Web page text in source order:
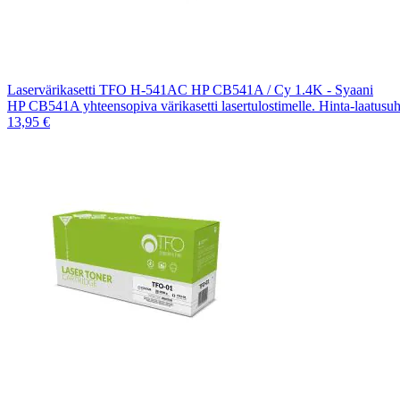
Laservärikasetti TFO H-541AC HP CB541A / Cy 1.4K - Syaani
HP CB541A yhteensopiva värikasetti lasertulostimelle. Hinta-
13,95 €